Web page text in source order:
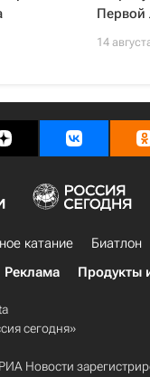
Первой
14
катание Биатлон
Реклама Продукты
сегодня»
Новости